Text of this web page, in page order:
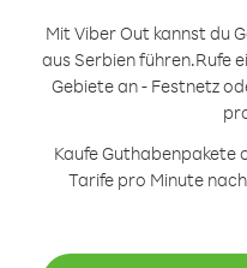
Mit Viber Out kannst du
aus Serbien führen.Rufe
Gebiete an - Festnetz
Kaufe Guthabenpakete
Tarife pro Minute